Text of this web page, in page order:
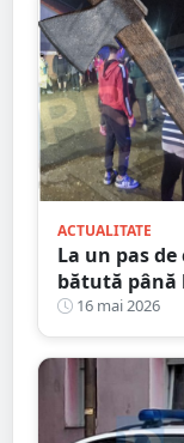
ACTUALITATE
La un pas
bătută până
4 copilași
16 mai 2026